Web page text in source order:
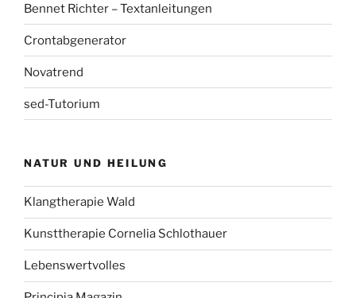
Bennet Richter – Textanleitungen
Crontabgenerator
Novatrend
sed-Tutorium
NATUR UND HEILUNG
Klangtherapie Wald
Kunsttherapie Cornelia Schlothauer
Lebenswertvolles